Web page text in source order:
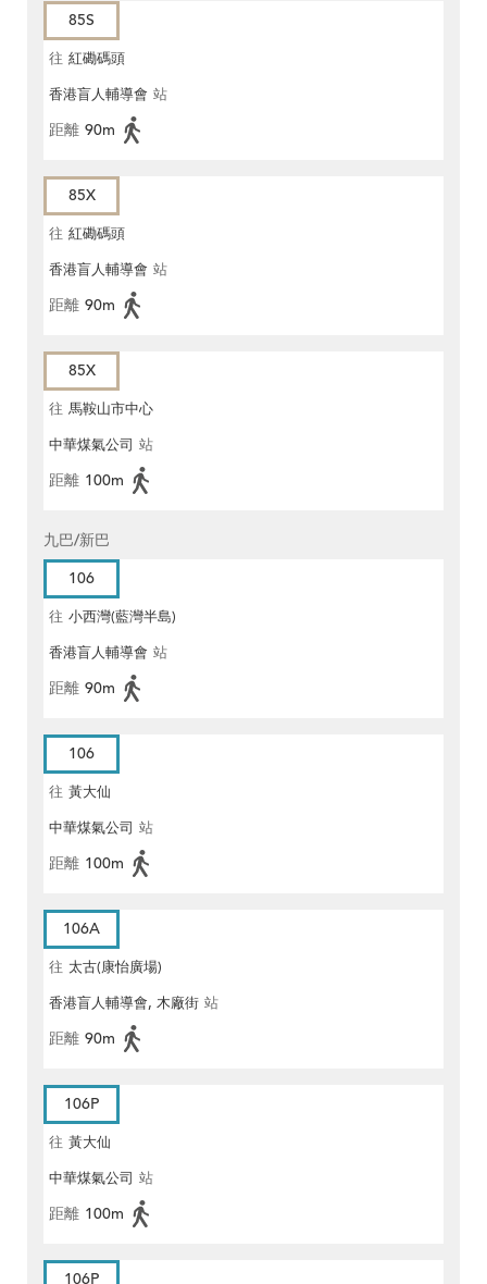
85S
往 紅磡碼頭
香港盲人輔導會 站
距離 90m
85X
往 紅磡碼頭
香港盲人輔導會 站
距離 90m
85X
往 馬鞍山市中心
中華煤氣公司 站
距離 100m
九巴/新巴
106
往 小西灣(藍灣半島)
香港盲人輔導會 站
距離 90m
106
往 黃大仙
中華煤氣公司 站
距離 100m
106A
往 太古(康怡廣場)
香港盲人輔導會, 木廠街 站
距離 90m
106P
往 黃大仙
中華煤氣公司 站
距離 100m
106P